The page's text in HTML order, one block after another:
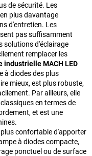
de sécurité. Les
plus davantage
d'entretien. Les
pas suffisamment
solutions d'éclairage
remplacer les
industrielle MACH LED
à diodes des plus
mieux, est plus robuste,
Par ailleurs, elle
en termes de
et est une
plus confortable d'apporter
à diodes compacte,
ponctuel ou de surface